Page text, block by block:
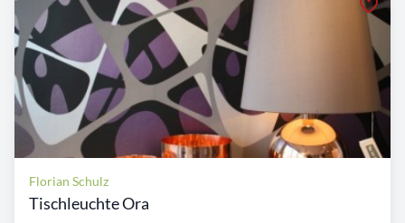
Florian Schulz
Tischleuchte Ora